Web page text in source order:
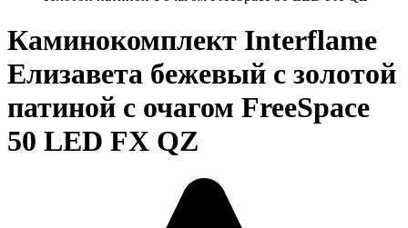
Каминокомплект Interflame
Елизавета бежевый с золотой
патиной с очагом FreeSpace
50 LED FX QZ